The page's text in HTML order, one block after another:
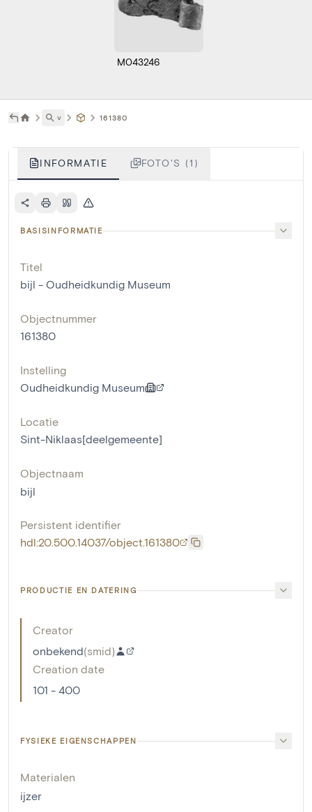
M043246
˅ 161380
INFORMATIE FOTO'S (1)
BASISINFORMATIE
Titel
bijl - Oudheidkundig Museum
Objectnummer
161380
Instelling
Oudheidkundig Museum
Locatie
Sint-Niklaas[deelgemeente]
Objectnaam
bijl
Persistent identifier
hdl:20.500.14037/object.161380
PRODUCTIE EN DATERING
Creator
onbekend(smid)
Creation date
101 - 400
FYSIEKE EIGENSCHAPPEN
Materialen
ijzer